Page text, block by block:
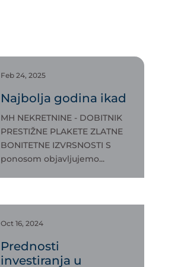
Feb 24, 2025
Najbolja godina ikad
MH NEKRETNINE - DOBITNIK
PRESTIŽNE PLAKETE ZLATNE
BONITETNE IZVRSNOSTI S
ponosom objavljujemo...
Oct 16, 2024
Prednosti
investiranja u